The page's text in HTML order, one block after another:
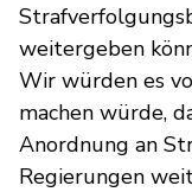
weitergeben
Wir würden es
machen würde,
Anordnung an
Regierungen